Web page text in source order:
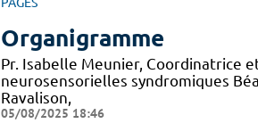
PAGES
Organigramme
Pr. Isabelle Meunier, Coordinatrice
neurosensorielles syndromiques
Ravalison,
05/08/2025 18:46